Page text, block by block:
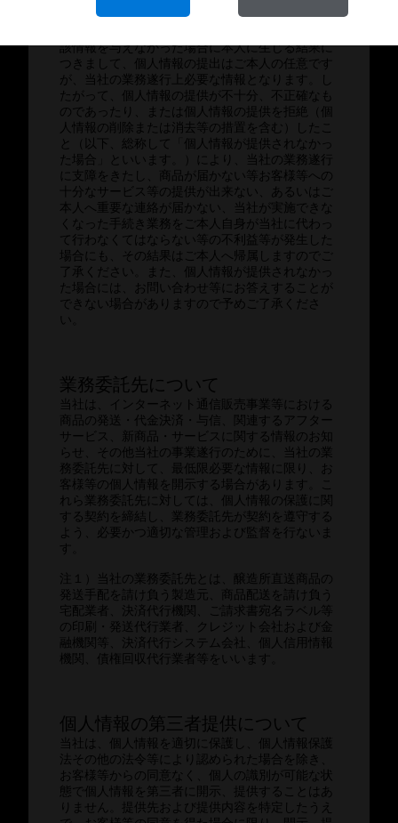
意性について
該情報を与えなかった場合に本人に生じる結果に
つきまして、個人情報の提出はご本人の任意です
が、当社の業務遂行上必要な情報となります。し
たがって、個人情報の提供が不十分、不正確なも
のであったり、または個人情報の提供を拒絶（個
人情報の削除または消去等の措置を含む）したこ
と（以下、総称して「個人情報が提供されなかっ
た場合」といいます。）により、当社の業務遂行
に支障をきたし、商品が届かない等お客様等への
十分なサービス等の提供が出来ない、あるいはご
本人へ重要な連絡が届かない、当社が実施できな
くなった手続き業務をご本人自身が当社に代わっ
て行わなくてはならない等の不利益等が発生した
場合にも、その結果はご本人へ帰属しますのでご
了承ください。また、個人情報が提供されなかっ
た場合には、お問い合わせ等にお答えすることが
できない場合がありますので予めご了承くださ
い。
業務委託先について
当社は、インターネット通信販売事業等における
商品の発送・代金決済・与信、関連するアフター
サービス、新商品・サービスに関する情報のお知
らせ、その他当社の事業遂行のために、当社の業
務委託先に対して、最低限必要な情報に限り、お
客様等の個人情報を開示する場合があります。こ
れら業務委託先に対しては、個人情報の保護に関
する契約を締結し、業務委託先が契約を遵守する
よう、必要かつ適切な管理および監督を行ないま
す。
注１）当社の業務委託先とは、醸造所直送商品の
発送手配を請け負う製造元、商品配送を請け負う
宅配業者、決済代行機関、ご請求書宛名ラベル等
の印刷・発送代行業者、クレジット会社および金
融機関等、決済代行システム会社、個人信用情報
機関、債権回収代行業者等をいいます。
個人情報の第三者提供について
当社は、個人情報を適切に保護し、個人情報保護
法その他の法令等により認められた場合を除き、
お客様等からの同意なく、個人の識別が可能な状
態で個人情報を第三者に開示、提供することはあ
りません。提供先および提供内容を特定したうえ